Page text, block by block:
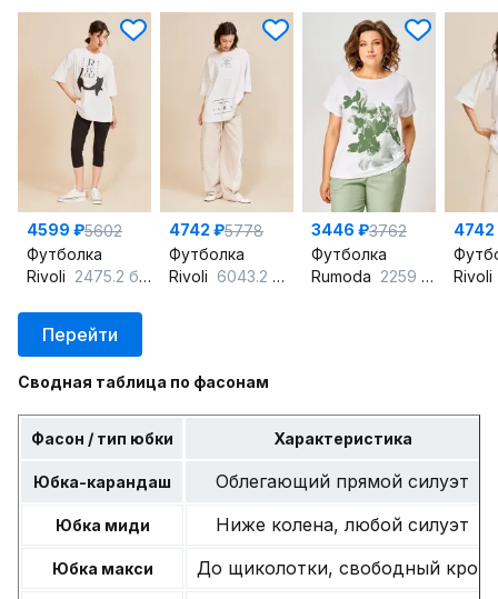
4599 ₽5602
Футболка
Rivoli 2475.2 белый
4742 ₽5778
Футболка
Rivoli 6043.2 белый
3446 ₽3762
Футболка
Rumoda 2259 зеленый-белый
4742
Rivoli
Перейти
Сводная таблица по фасонам
Фасон / тип юбки Характеристика
Юбка-карандаш Облегающий прямой силуэт
Юбка миди Ниже колена, любой силуэт
Юбка макси До щиколотки, свободный крой